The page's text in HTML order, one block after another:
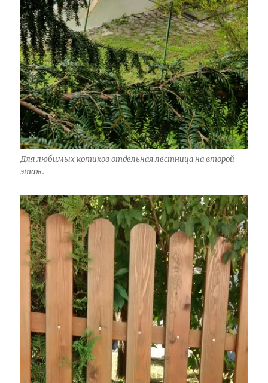
Для любимых котиков отдельная лестница на второй
этаж.